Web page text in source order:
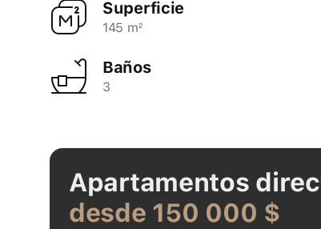
Superficie
145 m²
Baños
3
Apartamentos
desde 150 000 $